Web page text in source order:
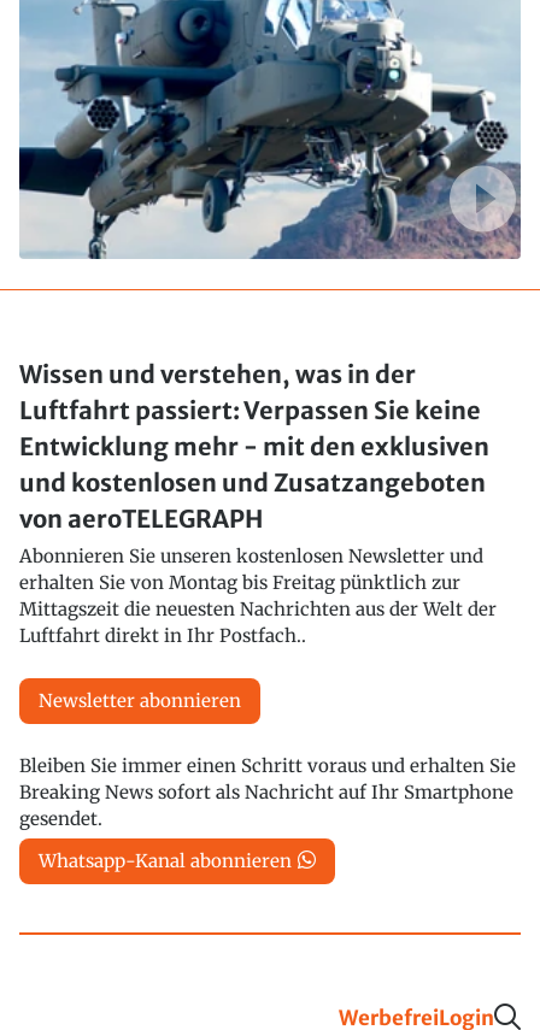
Wissen und verstehen, was in der
Luftfahrt passiert: Verpassen Sie keine
Entwicklung mehr - mit den exklusiven
und kostenlosen und Zusatzangeboten
von aeroTELEGRAPH
Abonnieren Sie unseren kostenlosen Newsletter und
erhalten Sie von Montag bis Freitag pünktlich zur
Mittagszeit die neuesten Nachrichten aus der Welt der
Luftfahrt direkt in Ihr Postfach..
Newsletter abonnieren
Bleiben Sie immer einen Schritt voraus und erhalten Sie
Breaking News sofort als Nachricht auf Ihr Smartphone
gesendet.
Whatsapp-Kanal abonnieren
WerbefreiLogin